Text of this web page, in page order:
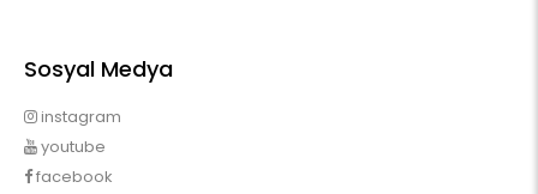
Sosyal Medya
instagram
youtube
facebook